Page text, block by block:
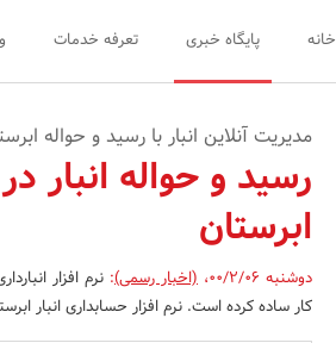
خانه پایگاه خبری تعرفه خدمات
مدیریت آنلاین انبار با رسید و حواله
رسید و حواله انبار
ابرستان
دوشنبه 00/2/06 ، (اخبار رسمی): نرم افزار
کار ساده کرده است. نرم افزار حسابداری انبار